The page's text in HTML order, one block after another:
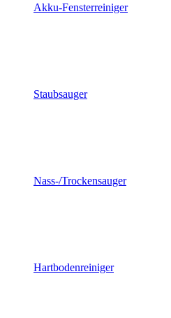
Akku-Fensterreiniger
Staubsauger
Nass-/Trockensauger
Hartbodenreiniger